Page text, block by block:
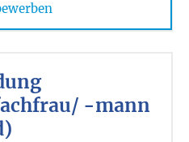
-mann